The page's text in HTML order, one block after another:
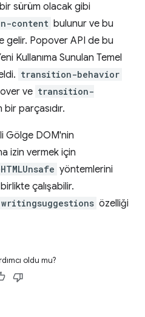
sürüm olacak gibi
content bulunur ve bu
gelir. Popover API de bu
Kullanıma Sunulan Temel
transition-behavior
ve transition-
bir parçasıdır.
Gölge DOM'nin
izin vermek için
yöntemlerini
çalışabilir.
writingsuggestions özelliği
oldu mu?